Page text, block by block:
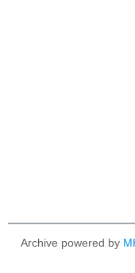
Archive powered by